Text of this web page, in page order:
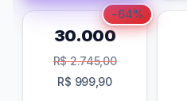
-64%
30.000
R$2.745,00
R$ 999,90